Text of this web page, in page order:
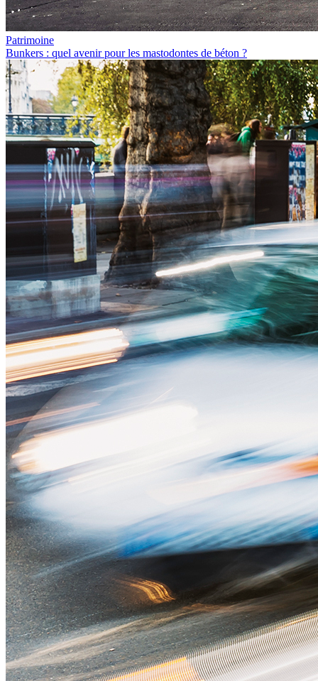
Patrimoine
Bunkers : quel avenir pour les mastodontes de béton ?